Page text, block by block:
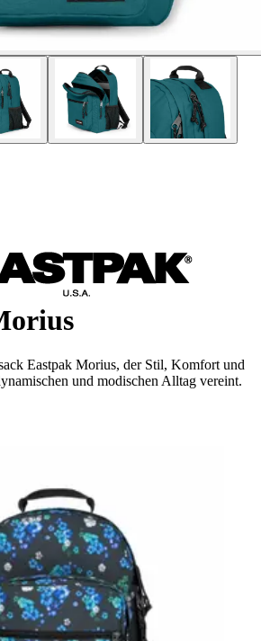
Eastpak Morius, der Stil, Komfort und
und modischen Alltag vereint.